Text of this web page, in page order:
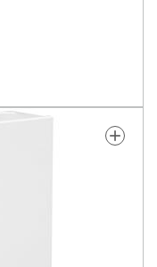
add